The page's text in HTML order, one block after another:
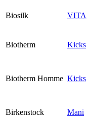
Biosilk VITA
Biotherm Kicks
Biotherm Homme Kicks
Birkenstock Mani